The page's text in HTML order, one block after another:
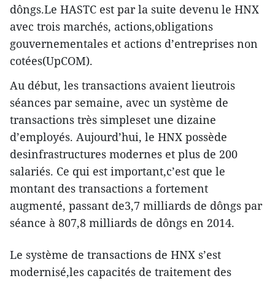
dôngs.Le HASTC est par la suite devenu le HNX
avec trois marchés, actions,obligations
gouvernementales et actions d’entreprises non
cotées(UpCOM).
Au début, les transactions avaient lieutrois
séances par semaine, avec un système de
transactions très simpleset une dizaine
d’employés. Aujourd’hui, le HNX possède
desinfrastructures modernes et plus de 200
salariés. Ce qui est important,c’est que le
montant des transactions a fortement
augmenté, passant de3,7 milliards de dôngs par
séance à 807,8 milliards de dôngs en 2014.
Le système de transactions de HNX s’est
modernisé,les capacités de traitement des